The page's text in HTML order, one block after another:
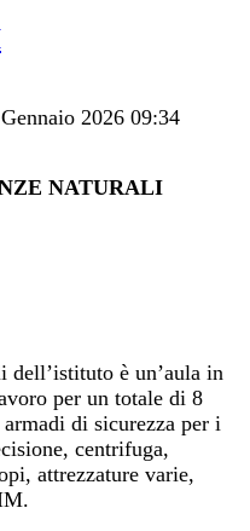
2026 09:34
NATURALI
è un’aula in
per un totale di 8
di sicurezza per i
centrifuga,
attrezzature varie,